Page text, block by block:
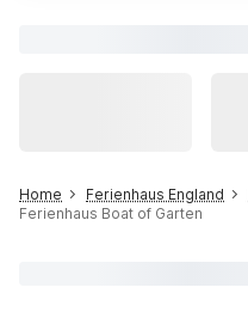
Home Ferienhaus England
Ferienhaus Boat of Garten